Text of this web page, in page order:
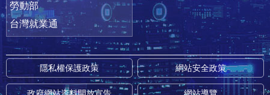
勞動部
台灣就業通
隱私權保護政策 網站安全政策